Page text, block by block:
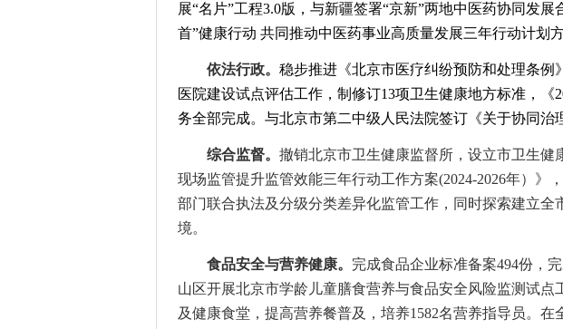
展“名片”工程3.0版， 与新疆签署“京新”两地中医药协同发展
首”健康行动 共同推动中医药事业高质量发展三年行动计划
依法行政。 稳步推进《北京市医疗纠纷预防和处理条例
医院建设试点评估工作，制修订13项卫生健康地方标准，
务全部完成。 与北京市第二中级人民法院签订 《关于协同治
综合监督。 撤销北京市卫生健康监督所，设立市卫生健
现场监管提升监管效能三年行动工作方案(2024-2026年）》
部门联合执法及分级分类差异化监管工作，同时探索建立
境。
食品安全与营养健康。 完成食品企业标准备案494份 ，
山区开展北京市学龄儿童膳食营养与食品安全风险监测试点
及健康食堂，提高营养餐普及，培养1582名营养指导员。在